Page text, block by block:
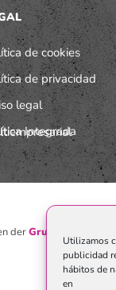
Utilizamos
publicidad
hábitos de
en
de cookies
de privacidad
legal
Integrada Multiempresarial
derGrupo